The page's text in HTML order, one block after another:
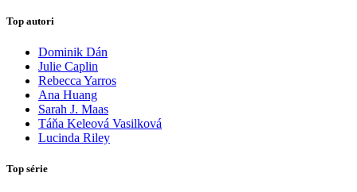
Top autori
Dominik Dán
Julie Caplin
Rebecca Yarros
Ana Huang
Sarah J. Maas
Táňa Keleová Vasilková
Lucinda Riley
Top série